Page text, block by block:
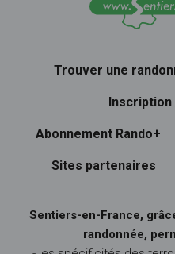
Trouver une
Abonnement Rando+
Sites partenaires
Sentiers-en-France,
randonnée,